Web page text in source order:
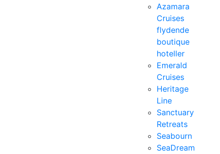
Azamara
Cruises
flydende
boutique
hoteller
Emerald
Cruises
Heritage
Line
Sanctuary
Retreats
Seabourn
SeaDream